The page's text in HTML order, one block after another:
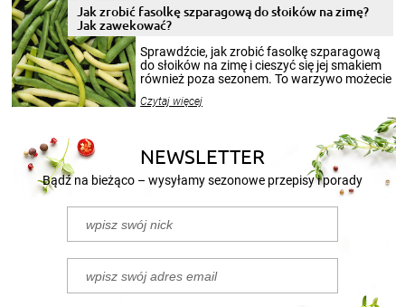
pełni poczuć atmosferę cieplejszych
miesięcy. Przygotowanie słoików ze
patenty, które pozwolą zachować świeżość
przetworów.
Jak zrobić fasolkę szparagową do słoików na zimę?
Jak zawekować?
Sprawdźcie, jak zrobić fasolkę szparagową
do słoików na zimę i cieszyć się jej smakiem
również poza sezonem. To warzywo możecie
nasze propozycje!
Czytaj więcej
NEWSLETTER
Bądź na bieżąco – wysyłamy sezonowe przepisy i porady